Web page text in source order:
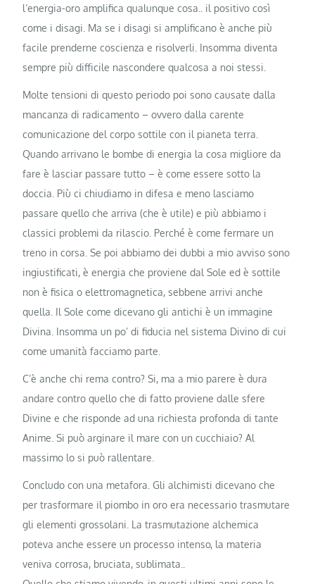
l’energia-oro amplifica qualunque cosa.. il positivo così
come i disagi. Ma se i disagi si amplificano è anche più
facile prenderne coscienza e risolverli. Insomma diventa
sempre più difficile nascondere qualcosa a noi stessi.
Molte tensioni di questo periodo poi sono causate dalla
mancanza di radicamento – ovvero dalla carente
comunicazione del corpo sottile con il pianeta terra.
Quando arrivano le bombe di energia la cosa migliore da
fare è lasciar passare tutto – è come essere sotto la
doccia. Più ci chiudiamo in difesa e meno lasciamo
passare quello che arriva (che è utile) e più abbiamo i
classici problemi da rilascio. Perché è come fermare un
treno in corsa. Se poi abbiamo dei dubbi a mio avviso sono
ingiustificati, è energia che proviene dal Sole ed è sottile
non è fisica o elettromagnetica, sebbene arrivi anche
quella. Il Sole come dicevano gli antichi è un immagine
Divina. Insomma un po’ di fiducia nel sistema Divino di cui
come umanità facciamo parte.
C’è anche chi rema contro? Si, ma a mio parere è dura
andare contro quello che di fatto proviene dalle sfere
Divine e che risponde ad una richiesta profonda di tante
Anime. Si può arginare il mare con un cucchiaio? Al
massimo lo si può rallentare.
Concludo con una metafora. Gli alchimisti dicevano che
per trasformare il piombo in oro era necessario trasmutare
gli elementi grossolani. La trasmutazione alchemica
poteva anche essere un processo intenso, la materia
veniva corrosa, bruciata, sublimata..